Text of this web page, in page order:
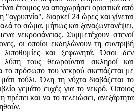
έτοιμος να αποχωρήσει οριστικά από
"αγρυπνία", διαρκεί 24 ώρες και γίνεται
το σώμα, μήπως και ξαναζωντανέψει,
νεκροφάνειας. Συμμετέχουν στενοί
οι οποίοι εκδηλώνουν τη συντριβή
και ξεφωνητά. Όσοι δεν
τους θεωρούνται σκληροί και
το πρόσωπο του νεκρού σκεπάζεται με
τούλι. Όλη τη νύχτα διαβάζεται το
γεμάτο ευχές για το νεκρό. Όποιος
πρέπει και να το τελειώσει, ανεξάρτητα